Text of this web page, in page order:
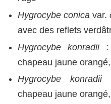
Hygrocybe conica var.
avec des reflets
Hygrocybe konradii
chapeau jaune
Hygrocybe konradii
chapeau jaune